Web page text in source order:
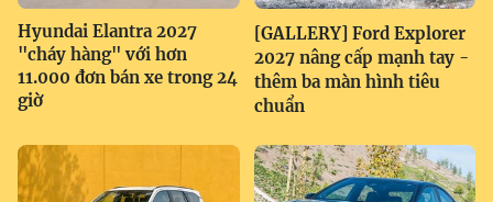
Hyundai Elantra 2027
"cháy hàng" với hơn
11.000 đơn bán xe trong 24
giờ
[GALLERY] Ford Explorer
2027 nâng cấp mạnh tay -
thêm ba màn hình tiêu
chuẩn